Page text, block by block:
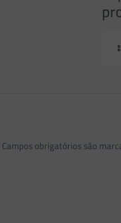
Campos obrigatórios são